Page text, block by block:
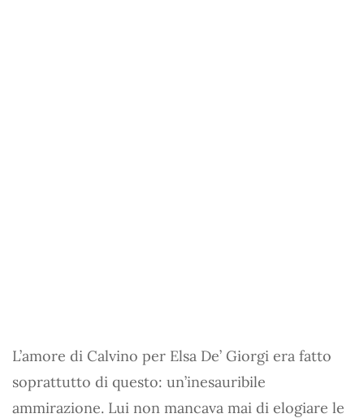
L’amore di Calvino per Elsa De’ Giorgi era fatto
soprattutto di questo: un’inesauribile
ammirazione. Lui non mancava mai di elogiare le